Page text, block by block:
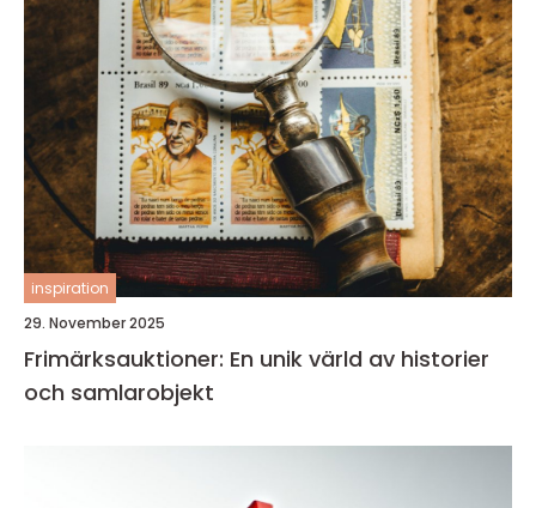
inspiration
29. November 2025
Frimärksauktioner: En unik värld av historier
och samlarobjekt